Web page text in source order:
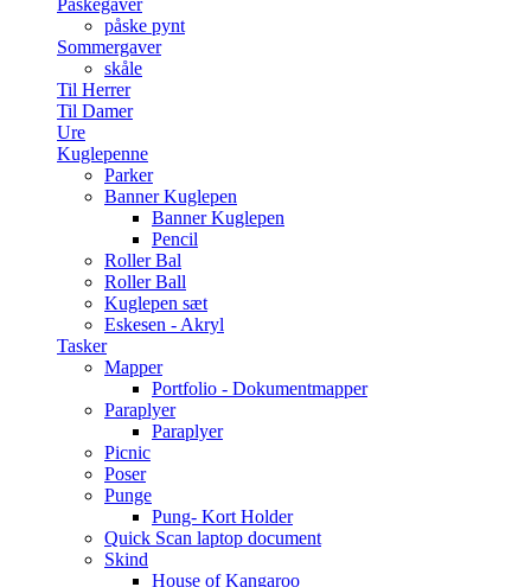
Påskegaver
påske pynt
Sommergaver
skåle
Til Herrer
Til Damer
Ure
Kuglepenne
Parker
Banner Kuglepen
Banner Kuglepen
Pencil
Roller Bal
Roller Ball
Kuglepen sæt
Eskesen - Akryl
Tasker
Mapper
Portfolio - Dokumentmapper
Paraplyer
Paraplyer
Picnic
Poser
Punge
Pung- Kort Holder
Quick Scan laptop document
Skind
House of Kangaroo